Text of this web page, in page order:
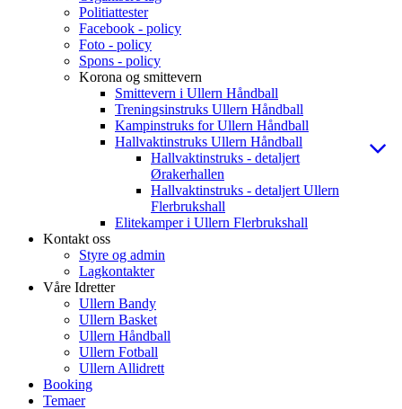
Politiattester
Facebook - policy
Foto - policy
Spons - policy
Korona og smittevern
Smittevern i Ullern Håndball
Treningsinstruks Ullern Håndball
Kampinstruks for Ullern Håndball
Hallvaktinstruks Ullern Håndball
Hallvaktinstruks - detaljert
Ørakerhallen
Hallvaktinstruks - detaljert Ullern
Flerbrukshall
Elitekamper i Ullern Flerbrukshall
Kontakt oss
Styre og admin
Lagkontakter
Våre Idretter
Ullern Bandy
Ullern Basket
Ullern Håndball
Ullern Fotball
Ullern Allidrett
Booking
Temaer